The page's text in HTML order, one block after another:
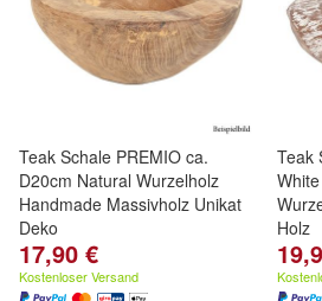
Teak Schale PREMIO ca.
D20cm Natural Wurzelholz
Handmade Massivholz Unikat
Deko
17,90 €
Kostenloser Versand
Teak
Holz